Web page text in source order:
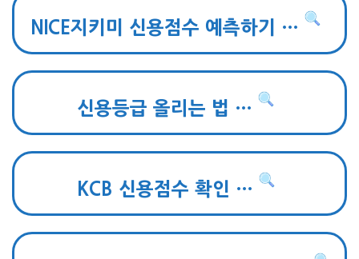
NICE지키미 신용점수 예측하기 …
신용등급 올리는 법 …
KCB 신용점수 확인 …